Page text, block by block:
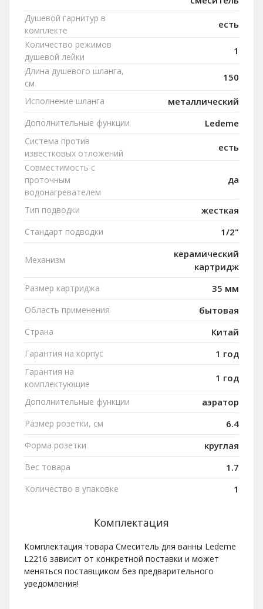
Душевой гарнитур в
комплекте
есть
Количество режимов
душевой лейки
1
Длина душевого шланга,
см
150
Исполнение шланга металлический
Дополнительные функции Ledeme
Система против
известковых отложений
есть
Совместимость с
проточным
водонагревателем
да
Тип подводки жесткая
Стандарт подводки 1/2"
Механизм
керамический
картридж
Размер картриджа 35 мм
Область применения бытовая
Страна Китай
Гарантия на корпус 1 год
Гарантия на
комплектующие
1 год
Дополнительные функции аэратор
Размер розетки, см 6.4
Форма розетки круглая
Вес товара 1.7
Количество в упаковке 1
Комплектация
Комплектация товара Смеситель для ванны Ledeme
L2216 зависит от конкретной поставки и может
меняться поставщиком без предварительного
уведомления!